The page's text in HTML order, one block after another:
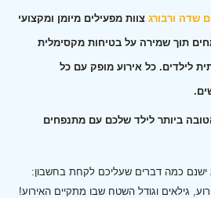
שדה ורבורג צוות מפעילים מיומן ומקצועי
תוך שמירה על בטיחות מקסימלית
לילדים. כל אירוע מופק עם כל
ביותר לילד שלכם עם מתנפחים
כמה דברים שעליכם לקחת בחשבון:
גילאים וגודל השטח שבו מתקיים האירוע!